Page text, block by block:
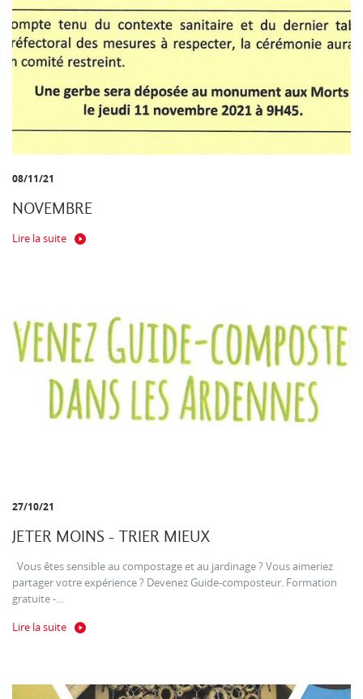
08/11/21
NOVEMBRE
Lire la suite
27/10/21
JETER MOINS - TRIER MIEUX
Vous êtes sensible au compostage et au jardinage ? Vous aimeriez
partager votre expérience ? Devenez Guide-composteur. Formation
gratuite -...
Lire la suite